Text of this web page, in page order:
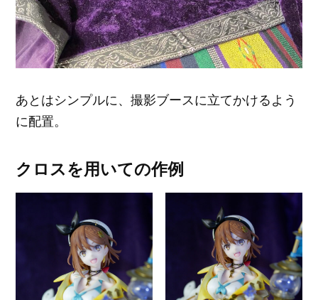
あとはシンプルに、撮影ブースに立てかけるよう
に配置。
クロスを用いての作例